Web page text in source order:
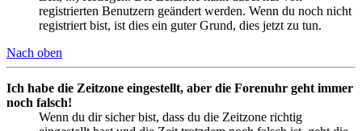
registrierten Benutzern geändert werden. Wenn du noch nicht
registriert bist, ist dies ein guter Grund, dies jetzt zu tun.
Nach oben
Ich habe die Zeitzone eingestellt, aber die Forenuhr geht immer
noch falsch!
Wenn du dir sicher bist, dass du die Zeitzone richtig